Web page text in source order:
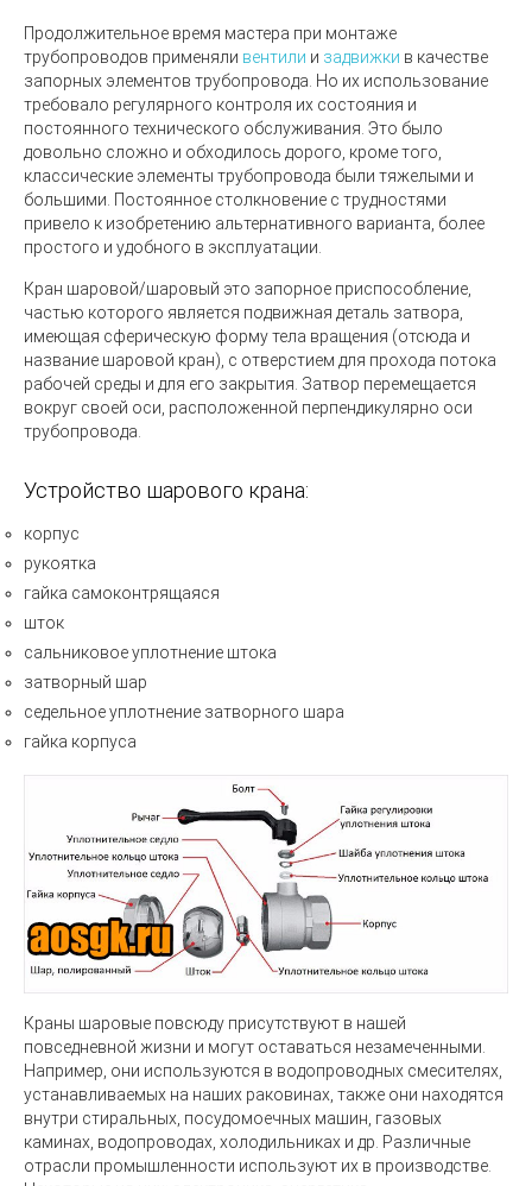
Продолжительное время мастера при монтаже
трубопроводов применяли вентили и задвижки в качестве
запорных элементов трубопровода. Но их использование
требовало регулярного контроля их состояния и
постоянного технического обслуживания. Это было
довольно сложно и обходилось дорого, кроме того,
классические элементы трубопровода были тяжелыми и
большими. Постоянное столкновение с трудностями
привело к изобретению альтернативного варианта, более
простого и удобного в эксплуатации.
Кран шаровой/шаровый это запорное приспособление,
частью которого является подвижная деталь затвора,
имеющая сферическую форму тела вращения (отсюда и
название шаровой кран), с отверстием для прохода потока
рабочей среды и для его закрытия. Затвор перемещается
вокруг своей оси, расположенной перпендикулярно оси
трубопровода.
Устройство шарового крана:
корпус
рукоятка
гайка самоконтрящаяся
шток
сальниковое уплотнение штока
затворный шар
седельное уплотнение затворного шара
гайка корпуса
Краны шаровые повсюду присутствуют в нашей
повседневной жизни и могут оставаться незамеченными.
Например, они используются в водопроводных смесителях,
устанавливаемых на наших раковинах, также они находятся
внутри стиральных, посудомоечных машин, газовых
каминах, водопроводах, холодильниках и др. Различные
отрасли промышленности используют их в производстве.